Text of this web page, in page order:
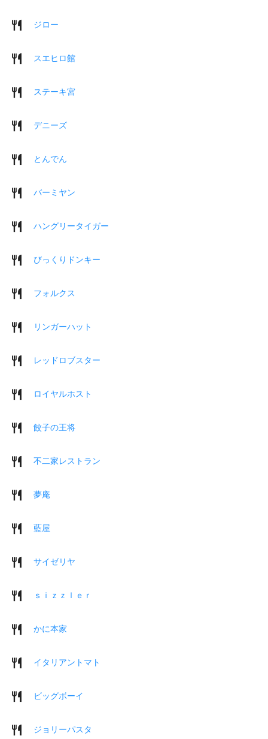
ジロー
スエヒロ館
ステーキ宮
デニーズ
とんでん
バーミヤン
ハングリータイガー
びっくりドンキー
フォルクス
リンガーハット
レッドロブスター
ロイヤルホスト
餃子の王将
不二家レストラン
夢庵
藍屋
サイゼリヤ
ｓｉｚｚｌｅｒ
かに本家
イタリアントマト
ビッグボーイ
ジョリーパスタ